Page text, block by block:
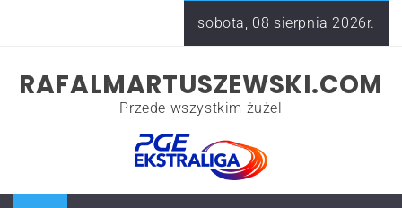
sobota, 08 sierpnia 2026r.
RAFALMARTUSZEWSKI.COM
Przede wszystkim żużel